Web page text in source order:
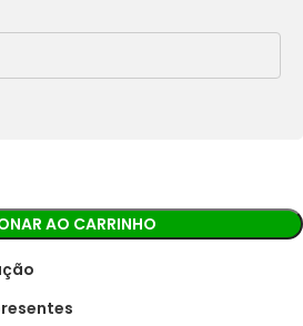
você receberá os detalhes para
AO CARRINHO